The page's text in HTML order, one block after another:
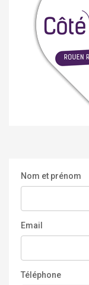
Nom et prénom
Email
Téléphone